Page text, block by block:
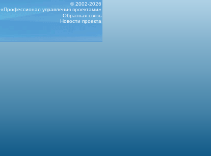
© 2002-2026
«Профессионал управления проектами»
Обратная связь
Новости проекта